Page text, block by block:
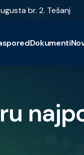
br. 2. Tešanj
Dokumenti